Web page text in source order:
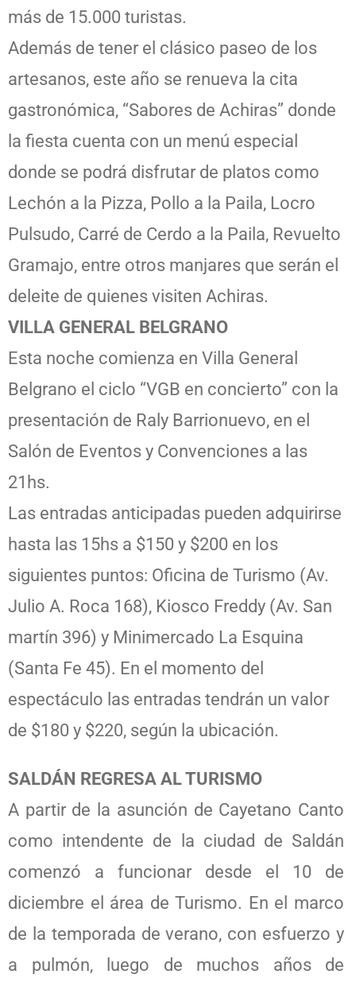
más de 15.000 turistas.
Además de tener el clásico paseo de los
artesanos, este año se renueva la cita
gastronómica, “Sabores de Achiras” donde
la fiesta cuenta con un menú especial
donde se podrá disfrutar de platos como
Lechón a la Pizza, Pollo a la Paila, Locro
Pulsudo, Carré de Cerdo a la Paila, Revuelto
Gramajo, entre otros manjares que serán el
deleite de quienes visiten Achiras.
VILLA GENERAL BELGRANO
Esta noche comienza en Villa General
Belgrano el ciclo “VGB en concierto” con la
presentación de Raly Barrionuevo, en el
Salón de Eventos y Convenciones a las
21hs.
Las entradas anticipadas pueden adquirirse
hasta las 15hs a $150 y $200 en los
siguientes puntos: Oficina de Turismo (Av.
Julio A. Roca 168), Kiosco Freddy (Av. San
martín 396) y Minimercado La Esquina
(Santa Fe 45). En el momento del
espectáculo las entradas tendrán un valor
de $180 y $220, según la ubicación.
SALDÁN REGRESA AL TURISMO
A partir de la asunción de Cayetano Canto
como intendente de la ciudad de Saldán
comenzó a funcionar desde el 10 de
diciembre el área de Turismo. En el marco
de la temporada de verano, con esfuerzo y
a pulmón, luego de muchos años de